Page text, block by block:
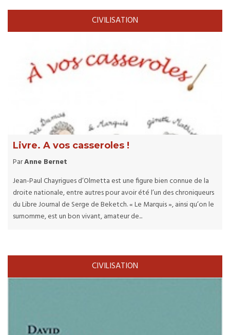
CIVILISATION
Livre. A vos casseroles !
ParAnne Bernet
Jean-Paul Chayrigues d’Olmetta est une figure bien connue de la
droite nationale, entre autres pour avoir été l’un des chroniqueurs
du Libre Journal de Serge de Beketch. « Le Marquis », ainsi qu’on le
surnomme, est un bon vivant, amateur de...
CIVILISATION